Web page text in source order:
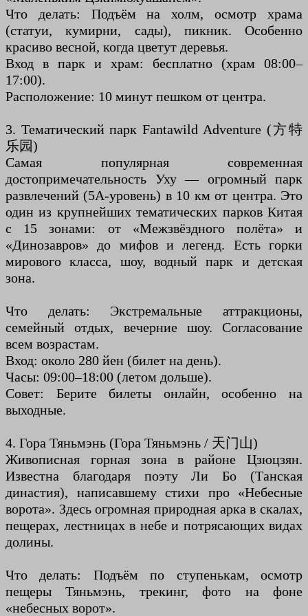
Что делать: Подъём на холм, осмотр храма
(статуи, кумирни, сады), пикник. Особенно
красиво весной, когда цветут деревья.
Вход в парк и храм: бесплатно (храм 08:00–
17:00).
Расположение: 10 минут пешком от центра.
3. Тематический парк Fantawild Adventure (方特
乐园)
Самая популярная современная
достопримечательность Уху — огромный парк
развлечений (5А-уровень) в 10 км от центра. Это
один из крупнейших тематических парков Китая
с 15 зонами: от «Межзвёздного полёта» и
«Динозавров» до мифов и легенд. Есть горки
мирового класса, шоу, водный парк и детская
зона.
Что делать: Экстремальные аттракционы,
семейный отдых, вечерние шоу. Согласование
всем возрастам.
Вход: около 280 йен (билет на день).
Часы: 09:00–18:00 (летом дольше).
Совет: Берите билеты онлайн, особенно на
выходные.
4. Гора Тяньмэнь (Гора Тяньмэнь / 天门山)
Живописная горная зона в районе Цзюцзян.
Известна благодаря поэту Ли Бо (Танская
династия), написавшему стихи про «Небесные
ворота». Здесь огромная природная арка в скалах,
пещерах, лестницах в небе и потрясающих видах
долины.
Что делать: Подъём по ступенькам, осмотр
пещеры Тяньмэнь, трекинг, фото на фоне
«небесных ворот».